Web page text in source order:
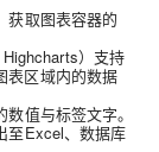
获取图表容器的
）支持
表区域内的数据
值与标签文字。
至Excel、数据库